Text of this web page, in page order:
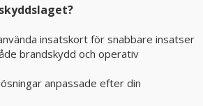
insatskort för snabbare insatser
brandskydd och operativ
anpassade efter din